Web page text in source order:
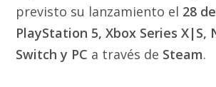
previsto su lanzamiento el 28
PlayStation 5, Xbox Series X|S,
Switch y PC a través de Steam.